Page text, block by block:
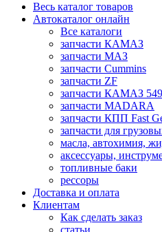
Весь каталог товаров
Автокаталог онлайн
Все каталоги
запчасти КАМАЗ
запчасти МАЗ
запчасти Cummins
запчасти ZF
запчасти КАМАЗ
запчасти MADARA
запчасти КПП Fast
запчасти для
масла, автохимия,
аксессуары,
топливные баки
рессоры
Доставка и оплата
Клиентам
Как сделать заказ